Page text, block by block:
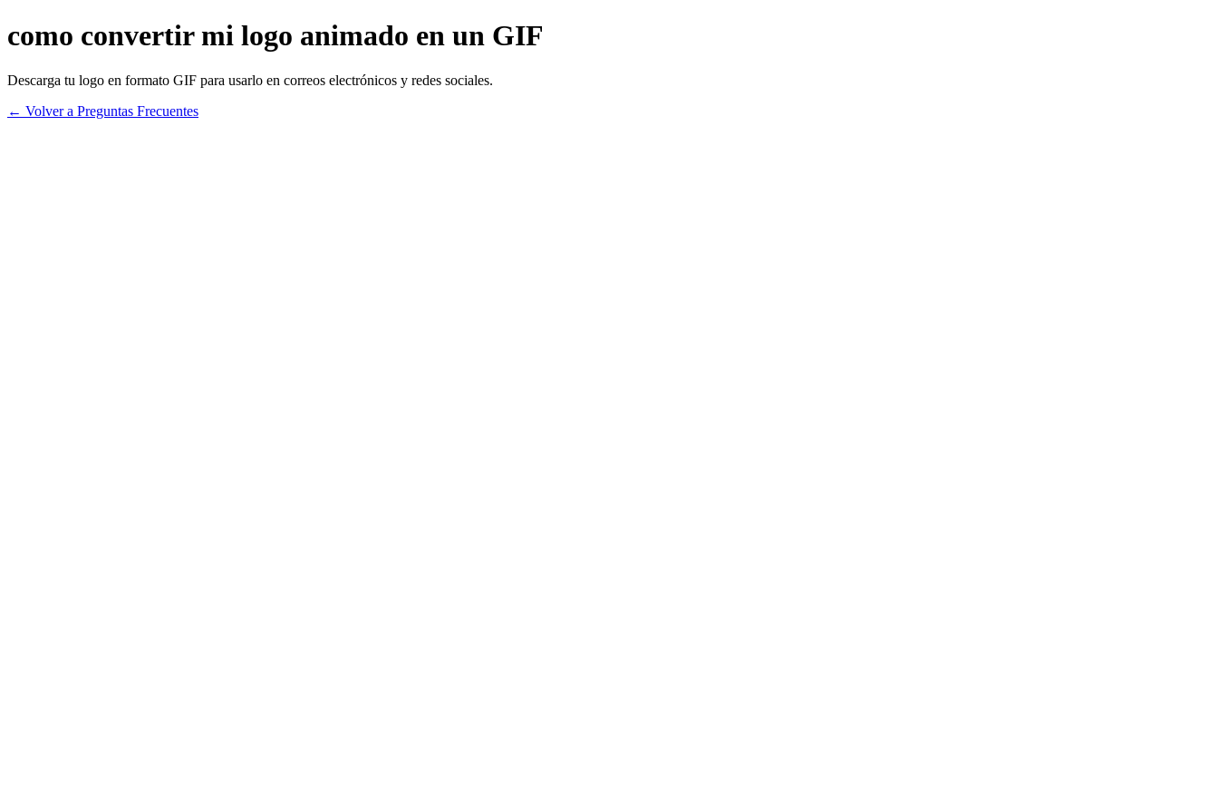
como convertir mi logo animado en un GIF
Descarga tu logo en formato GIF para usarlo en correos electrónicos y redes sociales.
← Volver a Preguntas Frecuentes